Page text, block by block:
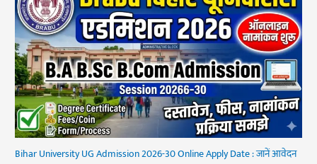
Bihar University UG Admission 2026-30 Online Apply Date : जानें आवेदन